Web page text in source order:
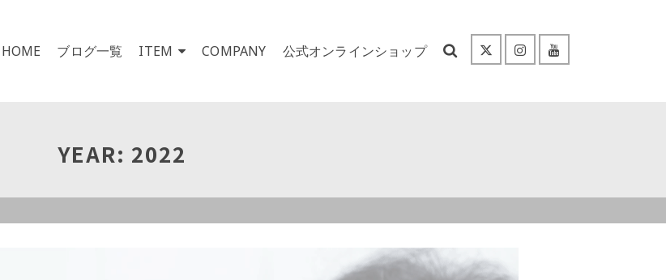
HOME ブログ一覧 ITEM COMPANY 公式オンラインショップ
YEAR: 2022